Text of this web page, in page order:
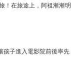
！在旅途上，阿祖漸漸明
孩子進入電影院前後率先